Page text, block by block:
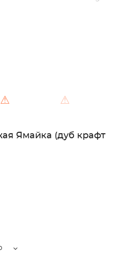
⚠ ⚠
Ямайка (дуб крафт